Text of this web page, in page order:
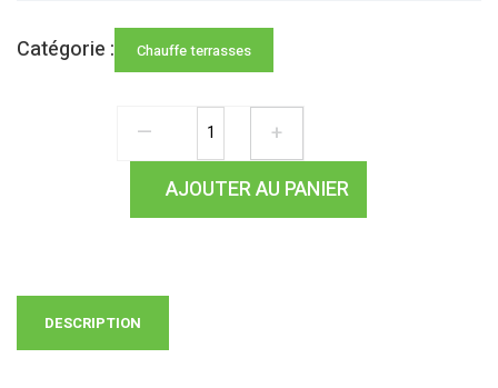
Catégorie : Chauffe terrasses
—
+
AJOUTER AU PANIER
DESCRIPTION